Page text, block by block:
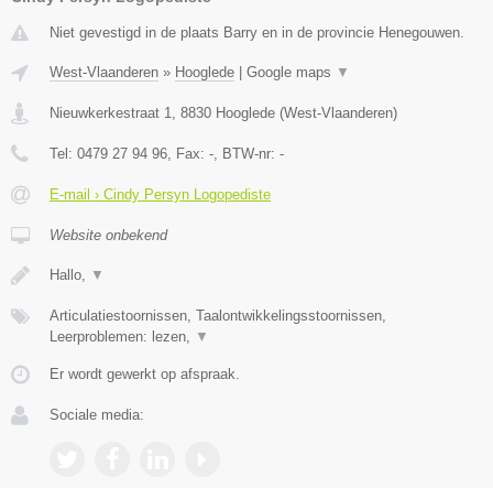
Niet gevestigd in de plaats Barry en in de provincie Henegouwen.
West-Vlaanderen » Hooglede | Google maps ▼
Nieuwkerkestraat 1 8830 Hooglede (West-Vlaanderen)
Tel: 0479 27 94 96 , Fax: - , BTW-nr: -
E-mail › Cindy Persyn Logopediste
Website onbekend
Hallo, ▼
Articulatiestoornissen, Taalontwikkelingsstoornissen,
Leerproblemen: lezen,
▼
Er wordt gewerkt op afspraak.
Sociale media: